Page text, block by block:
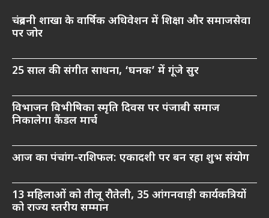
चंद्रबनी शाखा के वार्षिक अधिवेशन में शिक्षा और समाजसेवा
पर जोर
25 साल की संगीत साधना, ‘घनक’ में गूंजे सुर
विभाजन विभीषिका स्मृति दिवस पर पंजाबी समाज
निकालेगा कैंडल मार्च
आज का पंचांग-राशिफल: एकादशी पर बन रहा शुभ संयोग
13 महिलाओं को तीलू रौतेली, 35 आंगनवाड़ी कार्यकत्रियों
को राज्य स्तरीय सम्मान